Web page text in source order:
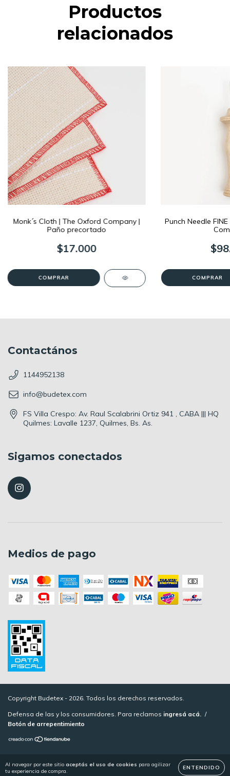
Al navegar por este sitio aceptás el uso de cookies para agilizar
tu experiencia de compra.
ENTENDIDO
Productos
relacionados
Monk´s Cloth | The Oxford Company |
Paño precortado
$17.000
COMPRAR
Punch Needle
COMPRAR
Contactános
1144952138
info@budetex.com
FS Villa Crespo: Av. Raul Scalabrini Ortiz 941 , CABA ||| HQ
Quilmes: Lavalle 1237, Quilmes, Bs. As.
Sigamos conectados
Medios de pago
Copyright Budetex - 2026. Todos los derechos reservados.
Defensa de las y los consumidores. Para reclamos ingresá acá. /
Botón de arrepentimiento